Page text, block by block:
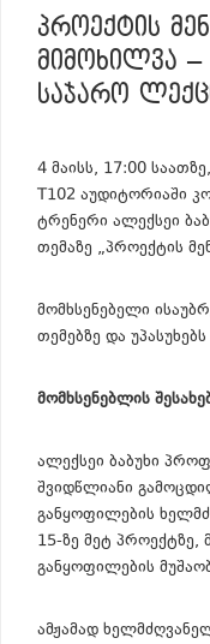
ᲞᲠᲝᲔᲥᲢᲘᲡ
ᲛᲘᲛᲝᲮᲘᲚᲕᲐ –
ᲡᲐᲯᲐᲠᲝ
4 მაისს, 17:00
T102 აუდიტორიაში
ტრენერი ალექსეი
თემაზე „პროექტის
მომხსენებელი
თემებზე და
მომხსენებლის
ალექსეი ბაბუხი
შვიდწლიანი
განყოფილების
15-ზე მეტ
განყოფილების
ამჟამად